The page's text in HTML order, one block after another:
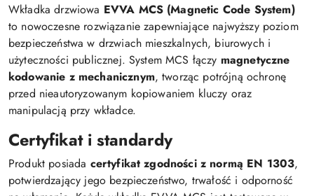
Wkładka drzwiowa EVVA MCS (Magnetic Code System)
to nowoczesne rozwiązanie zapewniające najwyższy poziom
bezpieczeństwa w drzwiach mieszkalnych, biurowych i
użyteczności publicznej. System MCS łączy magnetyczne
kodowanie z mechanicznym, tworząc potrójną ochronę
przed nieautoryzowanym kopiowaniem kluczy oraz
manipulacją przy wkładce.
Certyfikat i standardy
Produkt posiada certyfikat zgodności z normą EN 1303,
potwierdzający jego bezpieczeństwo, trwałość i odporność